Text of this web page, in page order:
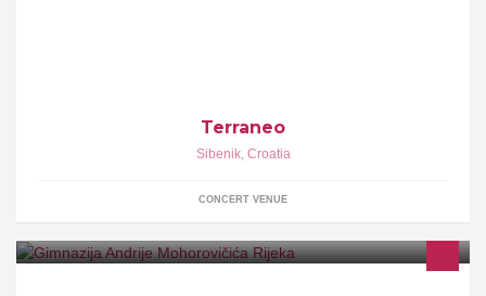
Terraneo
Sibenik, Croatia
CONCERT VENUE